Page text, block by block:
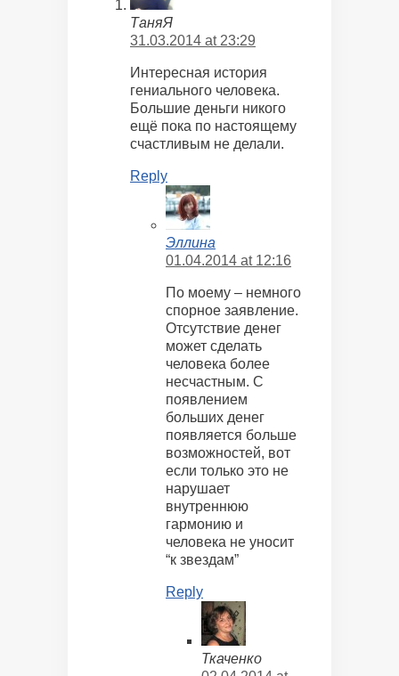
ТаняЯ
31.03.2014 at 23:29
Интересная история
гениального человека.
Большие деньги никого
ещё пока по настоящему
счастливым не делали.
Reply
Эллина
01.04.2014 at 12:16
По моему – немного
спорное заявление.
Отсутствие денег
может сделать
человека более
несчастным. С
появлением
больших денег
появляется больше
возможностей, вот
если только это не
нарушает
внутреннюю
гармонию и
человека не уносит
“к звездам”
Reply
Ткаченко